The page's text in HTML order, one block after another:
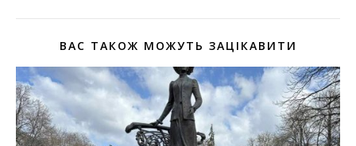
ВАС ТАКОЖ МОЖУТЬ ЗАЦІКАВИТИ